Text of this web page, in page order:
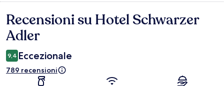
Recensioni
Recensioni su Hotel Schwarzer
Adler
9,4 Eccezionale
789 recensioni